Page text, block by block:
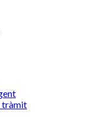
tràmit